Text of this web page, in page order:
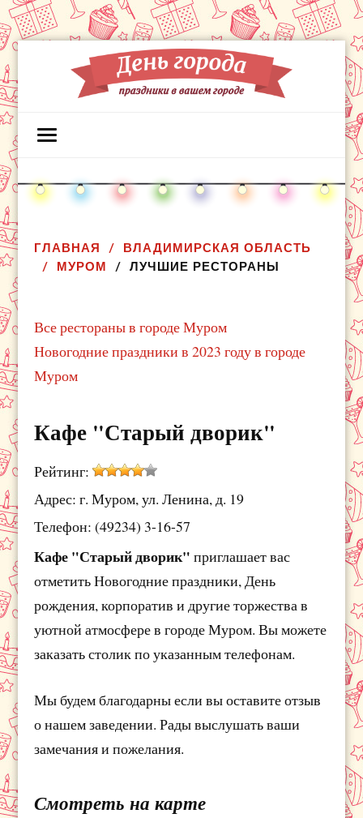
ГЛАВНАЯ
ВЛАДИМИРСКАЯ ОБЛАСТЬ
МУРОМ
ЛУЧШИЕ РЕСТОРАНЫ
Все рестораны в городе Муром
Новогодние праздники в 2023 году в городе
Муром
Кафе "Старый дворик"
Рейтинг:
Адрес: г. Муром, ул. Ленина, д. 19
Телефон: (49234) 3-16-57
Кафе "Старый дворик"приглашает вас
отметить Новогодние праздники, День
рождения, корпоратив и другие торжества в
уютной атмосфере в городе Муром. Вы можете
заказать столик по указанным телефонам.
Мы будем благодарны если вы оставите отзыв
о нашем заведении. Рады выслушать ваши
замечания и пожелания.
Смотреть на карте